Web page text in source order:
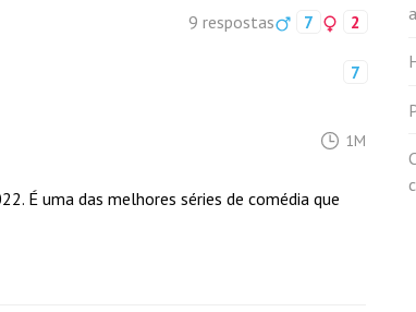
9 respostas 7 2
7
1M
É uma das melhores séries de comédia que